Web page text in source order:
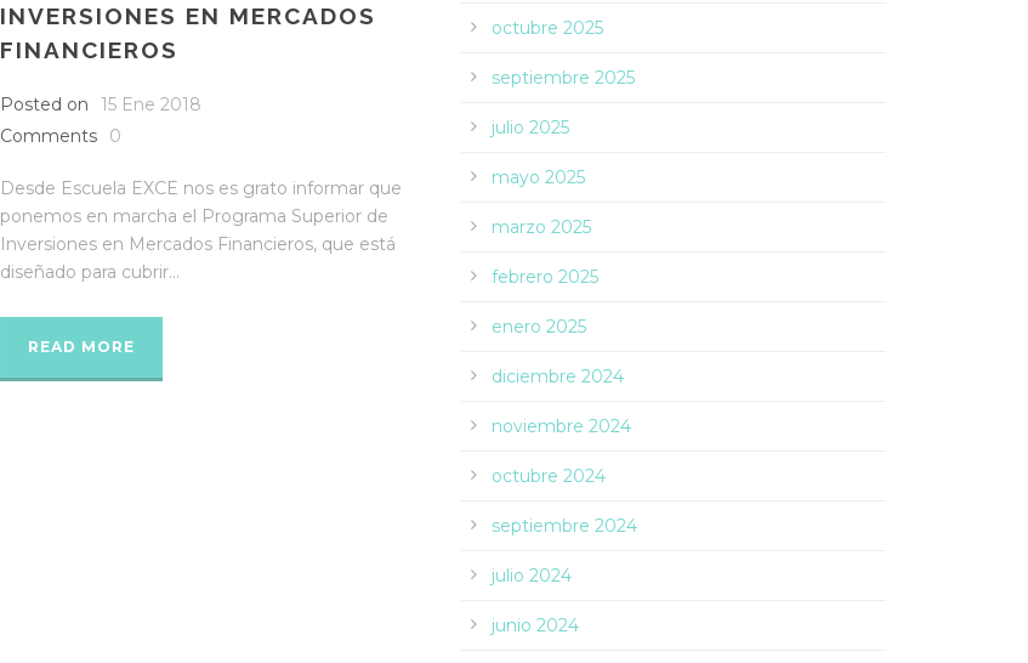
INVERSIONES EN MERCADOS
FINANCIEROS
Posted on
15 Ene 2018
Comments
0
Desde Escuela EXCE nos es grato informar que
ponemos en marcha el Programa Superior de
Inversiones en Mercados Financieros, que está
diseñado para cubrir...
READ MORE
octubre 2025
septiembre 2025
julio 2025
mayo 2025
marzo 2025
febrero 2025
enero 2025
diciembre 2024
noviembre 2024
octubre 2024
septiembre 2024
julio 2024
junio 2024